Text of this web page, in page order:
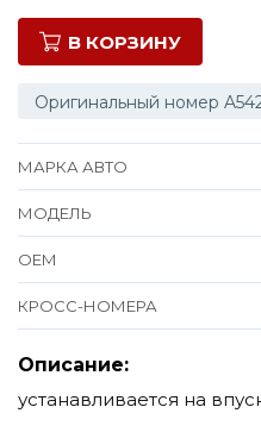
В КОРЗИНУ
Оригинальный номер
МАРКА АВТО
МОДЕЛЬ
ОЕМ
КРОСС-НОМЕРА
Описание:
устанавливается на